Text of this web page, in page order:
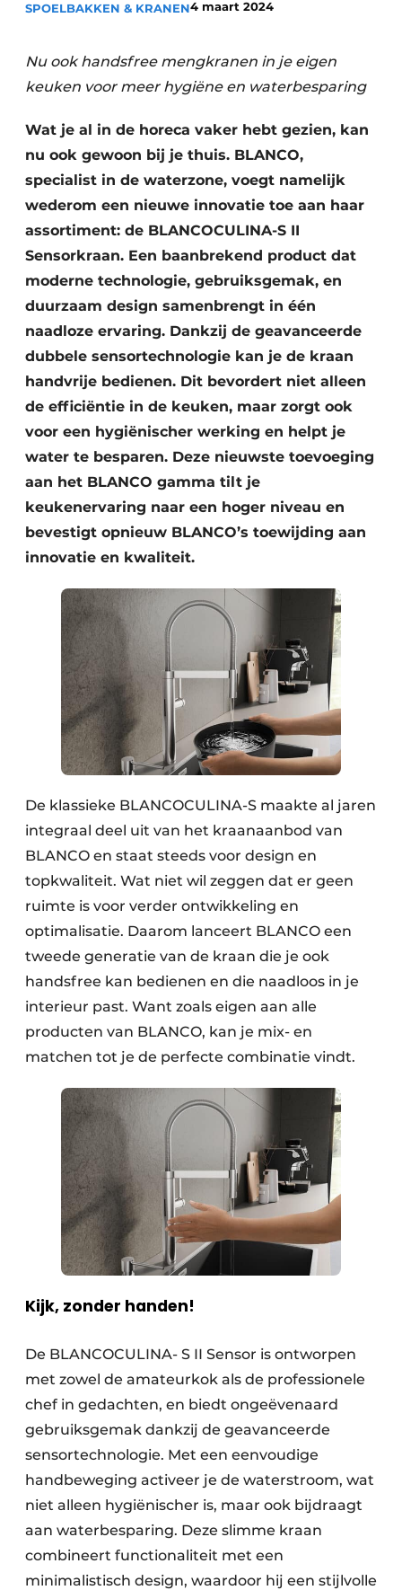
Privacy / Cookie statement
Vacatures
Werkbladen
SPOELBAKKEN & KRANEN4 maart 2024
Nu ook handsfree mengkranen in je eigen
keuken voor meer hygiëne en waterbesparing
Wat je al in de horeca vaker hebt gezien, kan
nu ook gewoon bij je thuis. BLANCO,
specialist in de waterzone, voegt namelijk
wederom een nieuwe innovatie toe aan haar
assortiment: de BLANCOCULINA-S II
Sensorkraan. Een baanbrekend product dat
moderne technologie, gebruiksgemak, en
duurzaam design samenbrengt in één
naadloze ervaring. Dankzij de geavanceerde
dubbele sensortechnologie kan je de kraan
handvrije bedienen. Dit bevordert niet alleen
de efficiëntie in de keuken, maar zorgt ook
voor een hygiënischer werking en helpt je
water te besparen. Deze nieuwste toevoeging
aan het BLANCO gamma tilt je
keukenervaring naar een hoger niveau en
bevestigt opnieuw BLANCO’s toewijding aan
innovatie en kwaliteit.
De klassieke BLANCOCULINA-S maakte al jaren
integraal deel uit van het kraanaanbod van
BLANCO en staat steeds voor design en
topkwaliteit. Wat niet wil zeggen dat er geen
ruimte is voor verder ontwikkeling en
optimalisatie. Daarom lanceert BLANCO een
tweede generatie van de kraan die je ook
handsfree kan bedienen en die naadloos in je
interieur past. Want zoals eigen aan alle
producten van BLANCO, kan je mix- en
matchen tot je de perfecte combinatie vindt.
Kijk, zonder handen!
De BLANCOCULINA- S II Sensor is ontworpen
met zowel de amateurkok als de professionele
chef in gedachten, en biedt ongeëvenaard
gebruiksgemak dankzij de geavanceerde
sensortechnologie. Met een eenvoudige
handbeweging activeer je de waterstroom, wat
niet alleen hygiënischer is, maar ook bijdraagt
aan waterbesparing. Deze slimme kraan
combineert functionaliteit met een
minimalistisch design, waardoor hij een stijlvolle